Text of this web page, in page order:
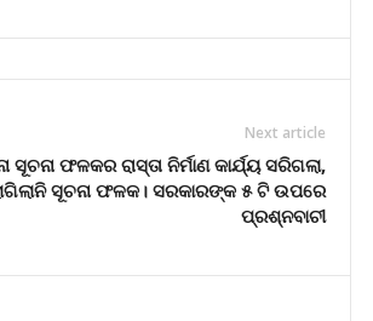
Next article
ସୂଚନା ଫଳକର ରାସ୍ତା ନିର୍ମାଣ କାର୍ଯ୍ୟ ସରିଗଲା,
ସୂଚନା ଫଳକ। ସରକାରଙ୍କ ୫ ଟି ଉପରେ
ପ୍ରଶ୍ନବାଚୀ